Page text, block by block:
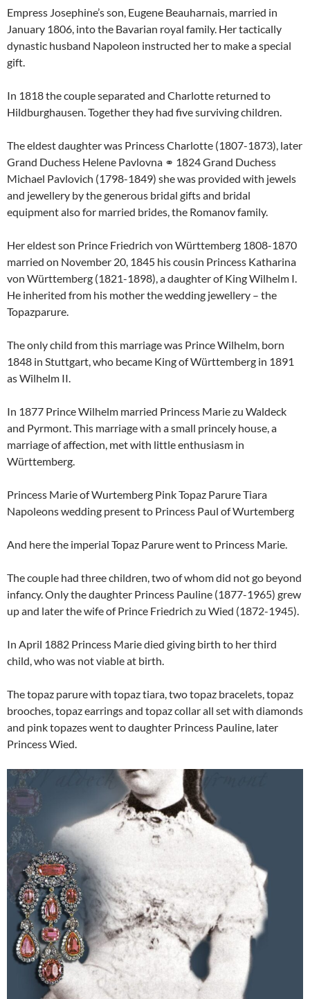
Empress Josephine’s son, Eugene Beauharnais, married in
January 1806, into the Bavarian royal family. Her tactically
dynastic husband Napoleon instructed her to make a special
gift.
In 1818 the couple separated and Charlotte returned to
Hildburghausen. Together they had five surviving children.
The eldest daughter was Princess Charlotte (1807-1873), later
Grand Duchess Helene Pavlovna ⚭ 1824 Grand Duchess
Michael Pavlovich (1798-1849) she was provided with jewels
and jewellery by the generous bridal gifts and bridal
equipment also for married brides, the Romanov family.
Her eldest son Prince Friedrich von Württemberg 1808-1870
married on November 20, 1845 his cousin Princess Katharina
von Württemberg (1821-1898), a daughter of King Wilhelm I.
He inherited from his mother the wedding jewellery – the
Topazparure.
The only child from this marriage was Prince Wilhelm, born
1848 in Stuttgart, who became King of Württemberg in 1891
as Wilhelm II.
In 1877 Prince Wilhelm married Princess Marie zu Waldeck
and Pyrmont. This marriage with a small princely house, a
marriage of affection, met with little enthusiasm in
Württemberg.
Princess Marie of Wurtemberg Pink Topaz Parure Tiara
Napoleons wedding present to Princess Paul of Wurtemberg
And here the imperial Topaz Parure went to Princess Marie.
The couple had three children, two of whom did not go beyond
infancy. Only the daughter Princess Pauline (1877-1965) grew
up and later the wife of Prince Friedrich zu Wied (1872-1945).
In April 1882 Princess Marie died giving birth to her third
child, who was not viable at birth.
The topaz parure with topaz tiara, two topaz bracelets, topaz
brooches, topaz earrings and topaz collar all set with diamonds
and pink topazes went to daughter Princess Pauline, later
Princess Wied.